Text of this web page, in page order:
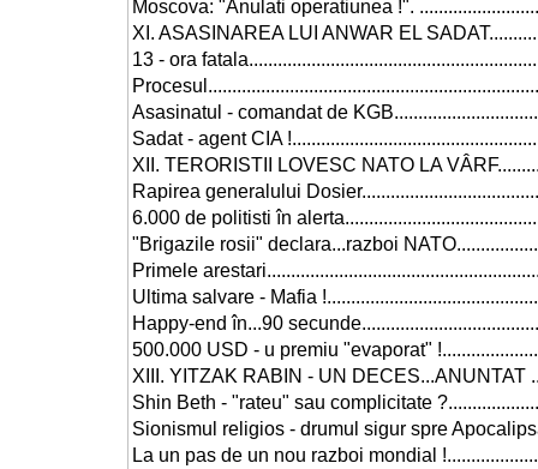
Moscova: "Anulati operatiunea !".
XI. ASASINAREA LUI ANWAR EL
13 - ora
Asasinatul - comandat de
Sadat - agent CIA
XII. TERORISTII LOVESC NATO LA
Rapirea generalului
6.000 de politisti în
"Brigazile rosii" declara...razboi
Primele
Ultima salvare - Mafia
Happy-end în...90
500.000 USD - u premiu "evaporat"
XIII. YITZAK RABIN - UN DECES...ANUNTAT
Shin Beth - "rateu" sau complicitate
Sionismul religios - drumul sigur spre
La un pas de un nou razboi mondial